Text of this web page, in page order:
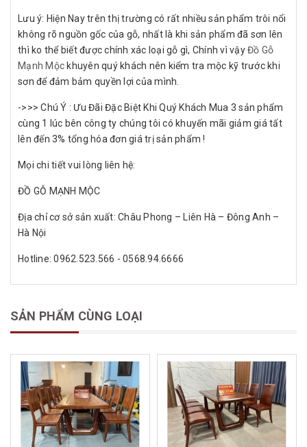
Lưu ý: Hiện Nay trên thị trường có rất nhiều sản phẩm trôi nổi
không rõ nguồn gốc của gỗ, nhất là khi sản phẩm đã sơn lên
thì ko thể biết được chính xác loại gỗ gì, Chính vì vậyĐồ Gỗ
Mạnh Mộckhuyên quý khách nên kiểm tra mộc kỹ trước khi
sơn để đảm bảm quyền lợi của mình.
->>> Chú Ý : Ưu Đãi Đặc Biệt Khi Quý Khách Mua 3 sản phẩm
cùng 1 lúc bên công ty chúng tôi có khuyến mãi giảm giá tất
lên đến 3% tổng hóa đơn giá trị sản phẩm !
Mọi chi tiết vui lòng liên hệ:
ĐỒ GỖ MẠNH MỘC
Địa chỉ cơ sở sản xuất: Châu Phong – Liên Hà – Đông Anh –
Hà Nội
Hotline: 0962.523.566 - 0568.94.6666
SẢN PHẨM CÙNG LOẠI